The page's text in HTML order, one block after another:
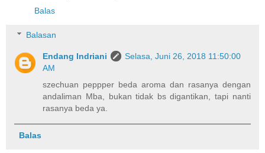
Balas
Balasan
Endang Indriani
Selasa, Juni 26, 2018 11:50:00
AM
szechuan peppper beda aroma dan rasanya dengan
andaliman Mba, bukan tidak bs digantikan, tapi nanti
rasanya beda ya.
Balas